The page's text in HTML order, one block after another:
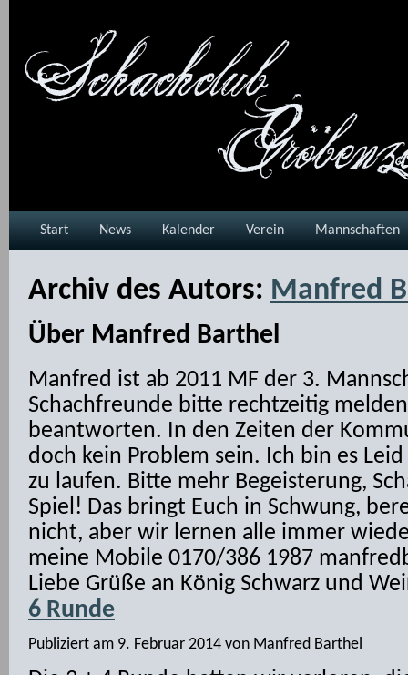
Start News Kalender Verein Mannschaften
Archiv des Autors: Manfred
Über Manfred Barthel
Manfred ist ab 2011 MF der 3.
Schachfreunde bitte rechtzeitig
beantworten. In den Zeiten der
doch kein Problem sein. Ich bin es
zu laufen. Bitte mehr Begeisterung,
Spiel! Das bringt Euch in Schwung,
nicht, aber wir lernen alle immer
meine Mobile 0170/386 1987
Liebe Grüße an König Schwarz und
6 Runde
Publiziert am 9. Februar 2014 von Manfred Barthel